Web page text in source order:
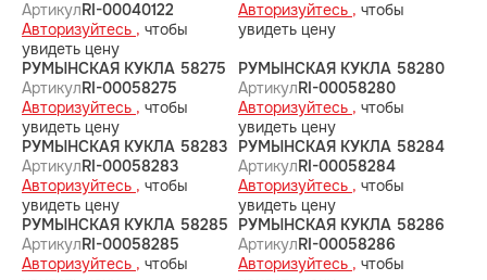
АртикулRI-00040122
Авторизуйтесь , чтобы
увидеть цену
Авторизуйтесь , чтобы
увидеть цену
РУМЫНСКАЯ КУКЛА 58275
АртикулRI-00058275
Авторизуйтесь , чтобы
увидеть цену
РУМЫНСКАЯ КУКЛА 58280
АртикулRI-00058280
Авторизуйтесь , чтобы
увидеть цену
РУМЫНСКАЯ КУКЛА 58283
АртикулRI-00058283
Авторизуйтесь , чтобы
увидеть цену
РУМЫНСКАЯ КУКЛА 58284
АртикулRI-00058284
Авторизуйтесь , чтобы
увидеть цену
РУМЫНСКАЯ КУКЛА 58285
АртикулRI-00058285
Авторизуйтесь , чтобы
РУМЫНСКАЯ КУКЛА 58286
АртикулRI-00058286
Авторизуйтесь , чтобы